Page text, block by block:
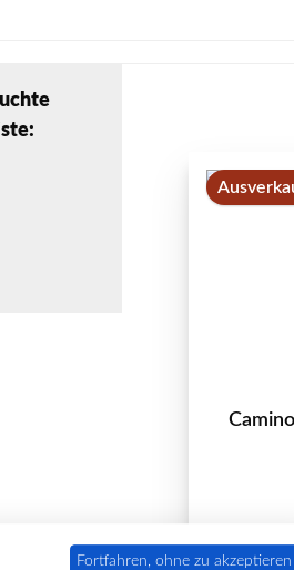
Fortfahren, ohne zu akzeptieren